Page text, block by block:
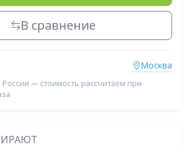
В сравнение
Москва
России — стоимость рассчитаем при